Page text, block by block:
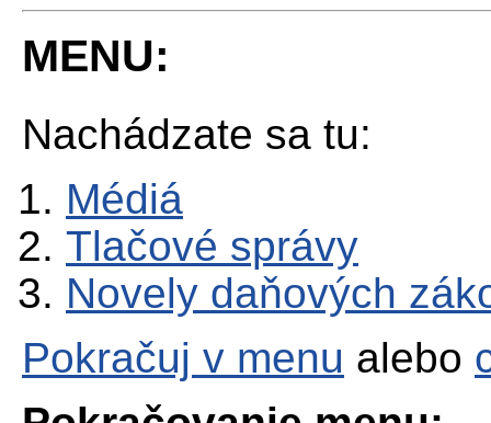
MENU:
Nachádzate sa tu:
Médiá
Tlačové správy
Novely daňových
Pokračuj v menu alebo